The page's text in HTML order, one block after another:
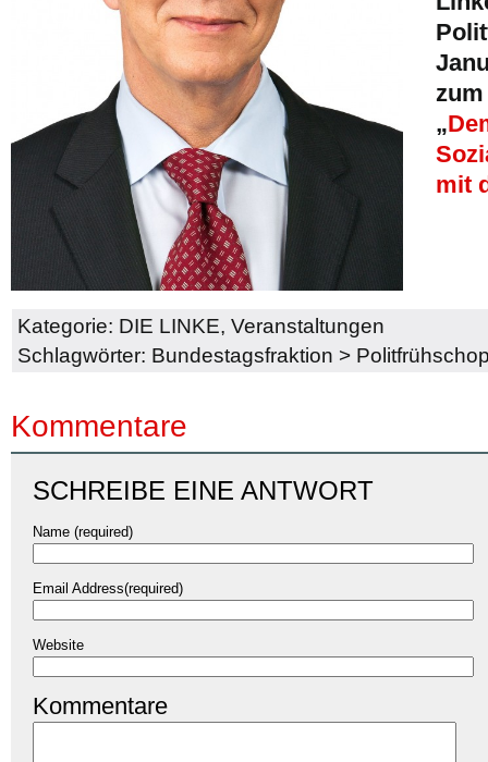
„
mit
Kategorie: DIE LINKE, Veranstaltungen
Schlagwörter: Bundestagsfraktion >
Kommentare
SCHREIBE EINE ANTWORT
Name (required)
Email Address(required)
Website
Kommentare